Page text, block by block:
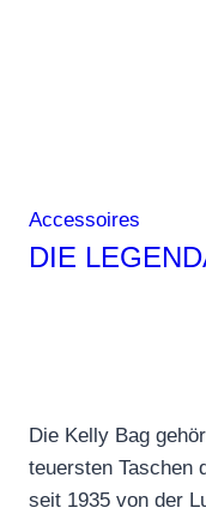
Accessoires
DIE
Die Kelly Bag
teuersten Taschen
seit 1935 von der